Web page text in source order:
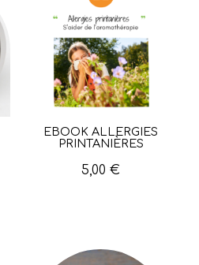
Aperçu rapide
EBOOK ALLERGIES
PRINTANIÈRES
5,00 €